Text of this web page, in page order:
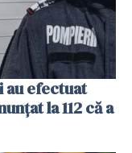
au efectuat
la 112 că a